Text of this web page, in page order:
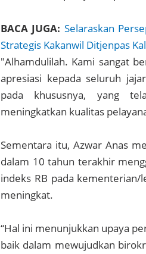
BACA JUGA: Selaraskan
Strategis Kakanwil Ditjenpas
"Alhamdulilah. Kami sangat
apresiasi kepada seluruh
pada khususnya, yang
meningkatkan kualitas
Sementara itu, Azwar Anas
dalam 10 tahun terakhir
indeks RB pada
meningkat.
“Hal ini menunjukkan upaya
baik dalam mewujudkan